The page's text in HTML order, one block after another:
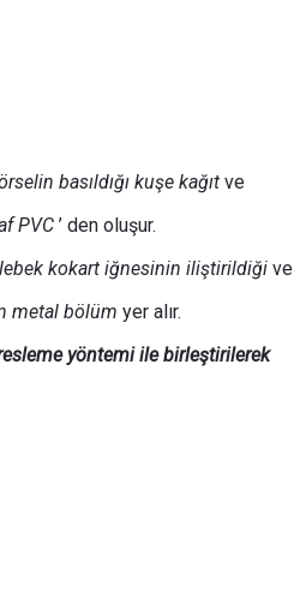
basıldığı kuşe kağıt ve
PVC’ den oluşur.
kokart iğnesinin iliştirildiği ve
metal bölüm yer alır.
yöntemi ile birleştirilerek